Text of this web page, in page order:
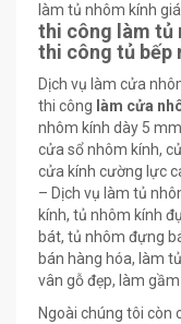
làm tủ nhôm kính
thi công làm tủ
thi công tủ bếp
Dịch vụ làm cửa
thi công làm cửa
nhôm kính dày 5
cửa sổ nhôm kính,
cửa kính cường lực
– Dịch vụ làm tủ
kính, tủ nhôm kính
bát, tủ nhôm đựng
bán hàng hóa, làm
vân gỗ đẹp, làm
Ngoài chúng tôi còn